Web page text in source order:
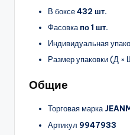
В боксе432 шт.
Фасовкапо 1 шт.
Индивидуальная
Размер упаковки (Д ×
Общие
Торговая марка
Артикул 9947933